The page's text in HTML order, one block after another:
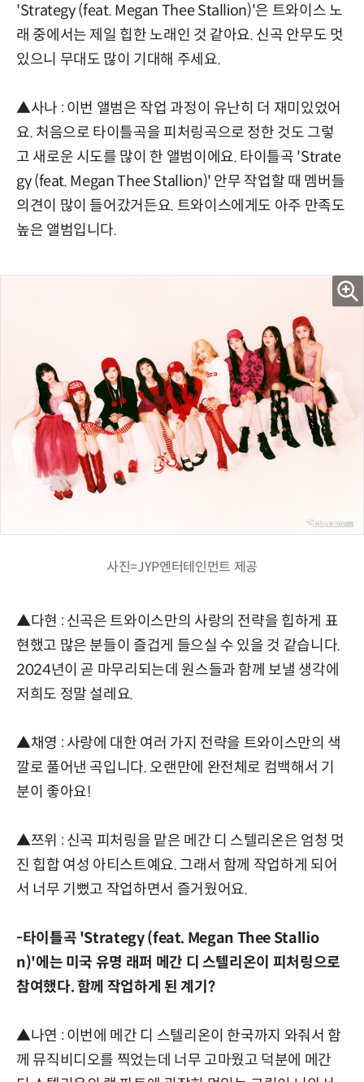
'Strategy (feat. Megan Thee Stallion)'은 트와이스 노
래 중에서는 제일 힙한 노래인 것 같아요. 신곡 안무도 멋
있으니 무대도 많이 기대해 주세요.
▲사나 : 이번 앨범은 작업 과정이 유난히 더 재미있었어
요. 처음으로 타이틀곡을 피처링곡으로 정한 것도 그렇
고 새로운 시도를 많이 한 앨범이에요. 타이틀곡 'Strate
gy (feat. Megan Thee Stallion)' 안무 작업할 때 멤버들
의견이 많이 들어갔거든요. 트와이스에게도 아주 만족도
높은 앨범입니다.
사진=JYP엔터테인먼트 제공
▲다현 : 신곡은 트와이스만의 사랑의 전략을 힙하게 표
현했고 많은 분들이 즐겁게 들으실 수 있을 것 같습니다.
2024년이 곧 마무리되는데 원스들과 함께 보낼 생각에
저희도 정말 설레요.
▲채영 : 사랑에 대한 여러 가지 전략을 트와이스만의 색
깔로 풀어낸 곡입니다. 오랜만에 완전체로 컴백해서 기
분이 좋아요!
▲쯔위 : 신곡 피처링을 맡은 메간 디 스텔리온은 엄청 멋
진 힙합 여성 아티스트예요. 그래서 함께 작업하게 되어
서 너무 기뻤고 작업하면서 즐거웠어요.
-타이틀곡 'Strategy (feat. Megan Thee Stallio
n)'에는 미국 유명 래퍼 메간 디 스텔리온이 피처링으로
참여했다. 함께 작업하게 된 계기?
▲나연 : 이번에 메간 디 스텔리온이 한국까지 와줘서 함
께 뮤직비디오를 찍었는데 너무 고마웠고 덕분에 메간